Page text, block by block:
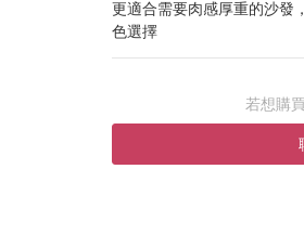
更適合需要肉感厚重的沙發
色選擇
若想購